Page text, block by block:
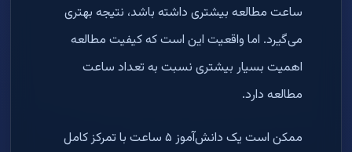
ساعت مطالعه بیشتری داشته باشد، نتیجه بهتری
می‌گیرد. اما واقعیت این است که کیفیت مطالعه
اهمیت بسیار بیشتری نسبت به تعداد ساعت
مطالعه دارد.
ممکن است یک دانش‌آموز ۵ ساعت با تمرکز کامل